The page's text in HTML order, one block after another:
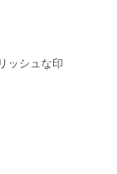
ッシュな印